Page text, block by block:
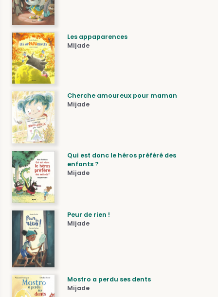
Les appaparences
Mijade
Cherche amoureux pour maman
Mijade
Qui est donc le héros préféré des
enfants ?
Mijade
Peur de rien !
Mijade
Mostro a perdu ses dents
Mijade